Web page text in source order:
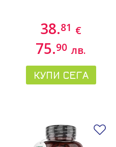
38.81 €
75.90 лв.
КУПИ СЕГА